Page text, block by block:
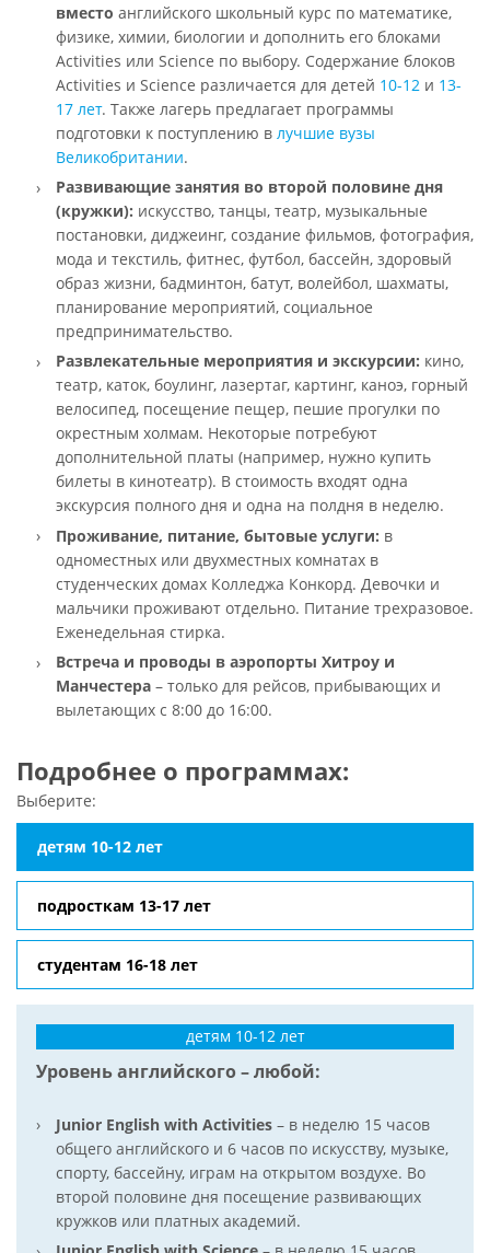
вместо английского школьный курс по математике,
физике, химии, биологии и дополнить его блоками
Activities или Science по выбору. Содержание блоков
Activities и Science различается для детей 10-12 и 13-
17 лет. Также лагерь предлагает программы
подготовки к поступлению в лучшие вузы
Великобритании.
Развивающие занятия во второй половине дня
(кружки): искусство, танцы, театр, музыкальные
постановки, диджеинг, создание фильмов, фотография,
мода и текстиль, фитнес, футбол, бассейн, здоровый
образ жизни, бадминтон, батут, волейбол, шахматы,
планирование мероприятий, социальное
предпринимательство.
Развлекательные мероприятия и экскурсии: кино,
театр, каток, боулинг, лазертаг, картинг, каноэ, горный
велосипед, посещение пещер, пешие прогулки по
окрестным холмам. Некоторые потребуют
дополнительной платы (например, нужно купить
билеты в кинотеатр). В стоимость входят одна
экскурсия полного дня и одна на полдня в неделю.
Проживание, питание, бытовые услуги: в
одноместных или двухместных комнатах в
студенческих домах Колледжа Конкорд. Девочки и
мальчики проживают отдельно. Питание трехразовое.
Еженедельная стирка.
Встреча и проводы в аэропорты Хитроу и
Манчестера – только для рейсов, прибывающих и
вылетающих с 8:00 до 16:00.
Подробнее о программах:
детям 10-12 лет
подросткам 13-17 лет
студентам 16-18 лет
детям 10-12 лет
Уровень английского – любой:
Junior English with Activities– в неделю 15 часов
общего английского и 6 часов по искусству, музыке,
спорту, бассейну, играм на открытом воздухе. Во
второй половине дня посещение развивающих
кружков или платных академий.